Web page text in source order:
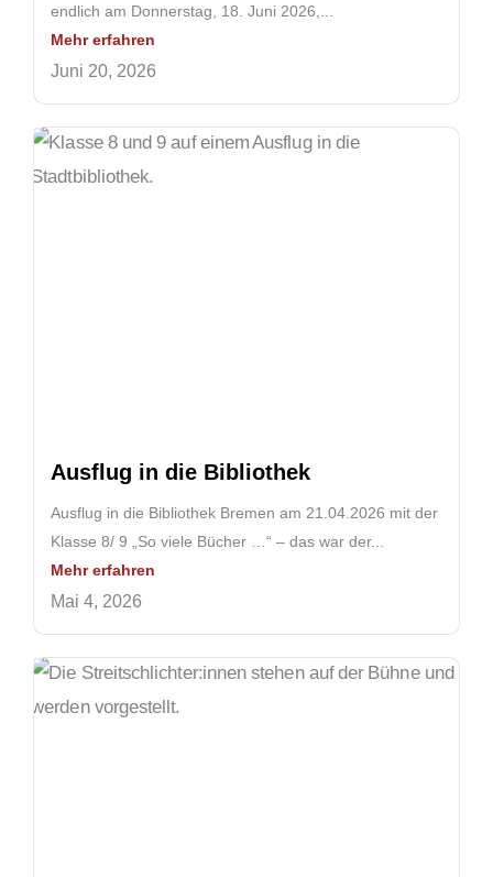
endlich am Donnerstag, 18. Juni 2026,...
Mehr erfahren
Juni 20, 2026
Ausflug in die Bibliothek
Ausflug in die Bibliothek Bremen am 21.04.2026 mit der
Klasse 8/ 9 „So viele Bücher …“ – das war der...
Mehr erfahren
Mai 4, 2026